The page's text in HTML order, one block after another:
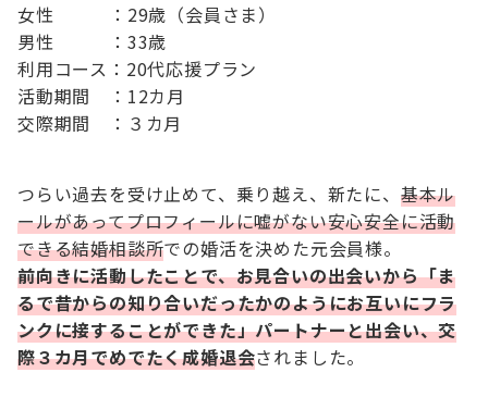
女性 ：29歳（会員さま）
男性 ：33歳
利用コース：20代応援プラン
活動期間 ：12カ月
交際期間 ：３カ月
つらい過去を受け止めて、乗り越え、新たに、 基本ル
ールがあってプロフィールに嘘がない安心安全に活動
できる結婚相談所での婚活を決めた元会員様。
前向きに活動したことで、お見合いの出会いから「ま
るで昔からの知り合いだったかのようにお互いにフラ
ンクに接することができた」パートナーと出会い、交
際３カ月でめでたく成婚退会されました。